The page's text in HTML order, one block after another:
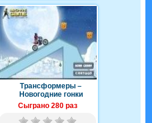
Трансформеры –
Новогодние гонки
Сыграно 280 раз